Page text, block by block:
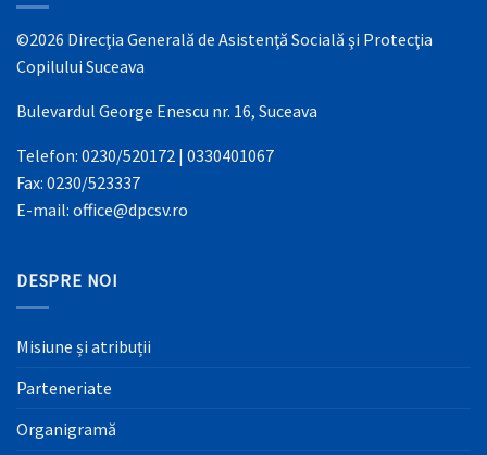
©2026 Direcţia Generală de Asistenţă Socială şi Protecţia
Copilului Suceava
Bulevardul George Enescu nr. 16, Suceava
Telefon: 0230/520172 | 0330401067
Fax: 0230/523337
E-mail: office@dpcsv.ro
DESPRE NOI
Misiune și atribuții
Parteneriate
Organigramă